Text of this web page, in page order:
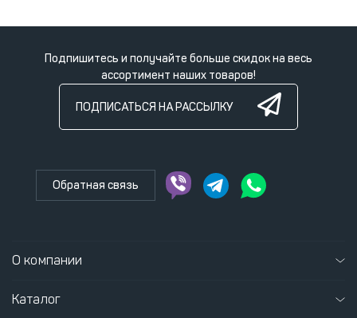
Подпишитесь и получайте больше скидок на весь
ассортимент наших товаров!
ПОДПИСАТЬСЯ НА РАССЫЛКУ
Обратная связь
О компании
Каталог